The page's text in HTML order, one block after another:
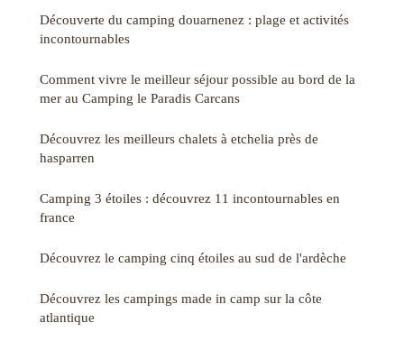
Découverte du camping douarnenez : plage et activités
incontournables
Comment vivre le meilleur séjour possible au bord de la
mer au Camping le Paradis Carcans
Découvrez les meilleurs chalets à etchelia près de
hasparren
Camping 3 étoiles : découvrez 11 incontournables en
france
Découvrez le camping cinq étoiles au sud de l'ardèche
Découvrez les campings made in camp sur la côte
atlantique